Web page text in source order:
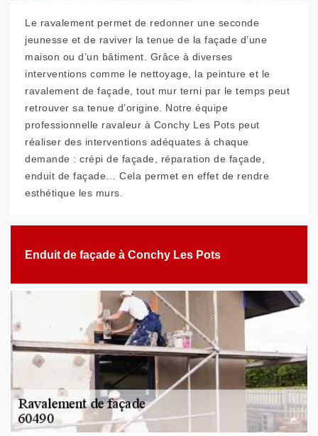
Le ravalement permet de redonner une seconde
jeunesse et de raviver la tenue de la façade d’une
maison ou d’un bâtiment. Grâce à diverses
interventions comme le nettoyage, la peinture et le
ravalement de façade, tout mur terni par le temps peut
retrouver sa tenue d’origine. Notre équipe
professionnelle ravaleur à Conchy Les Pots peut
réaliser des interventions adéquates à chaque
demande : crépi de façade, réparation de façade,
enduit de façade… Cela permet en effet de rendre
esthétique les murs.
Enduit de façade à Conchy Les Pots